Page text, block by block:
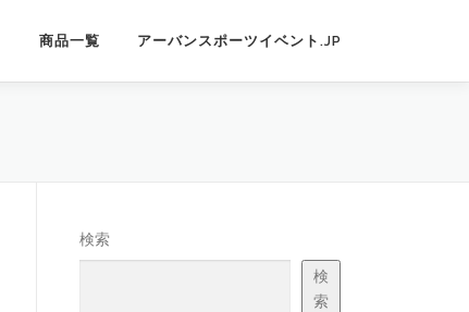
商品一覧 アーバンスポーツイベント.JP
検索
検
索